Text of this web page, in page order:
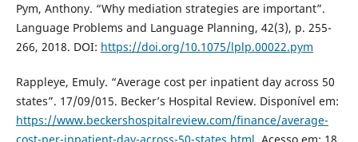
Pym, Anthony. “Why mediation strategies are important”.
Language Problems and Language Planning, 42(3), p. 255-
266, 2018. DOI: https://doi.org/10.1075/lplp.00022.pym
Rappleye, Emuly. “Average cost per inpatient day across 50
states”. 17/09/015. Becker’s Hospital Review. Disponível em:
https://www.beckershospitalreview.com/finance/average-